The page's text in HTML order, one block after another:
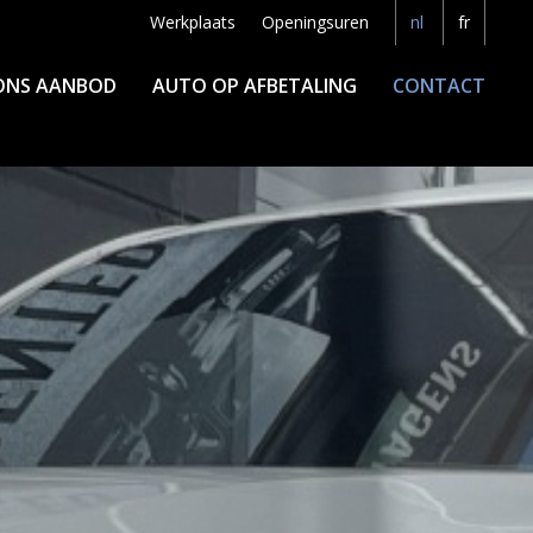
Werkplaats Openingsuren nl fr
AANBOD AUTO OP AFBETALING CONTACT